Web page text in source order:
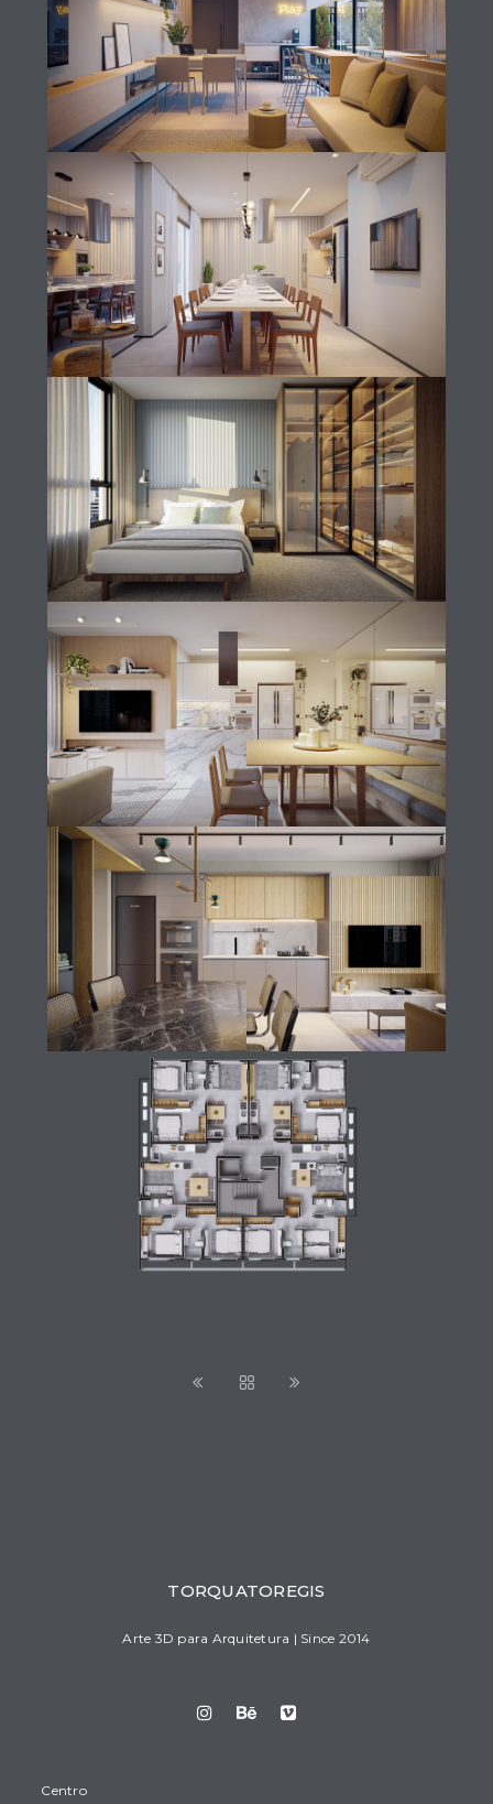
TORQUATOREGIS
Arte 3D para Arquitetura | Since 2014
Centro